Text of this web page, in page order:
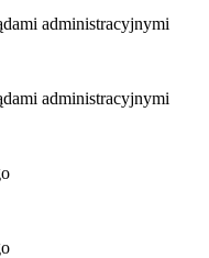
administracyjnymi
administracyjnymi